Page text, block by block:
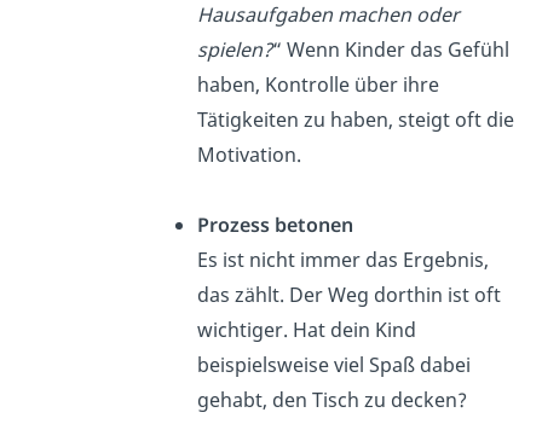
Hausaufgaben machen oder
spielen?“ Wenn Kinder das Gefühl
haben, Kontrolle über ihre
Tätigkeiten zu haben, steigt oft die
Motivation.
Prozess betonen
Es ist nicht immer das Ergebnis,
das zählt. Der Weg dorthin ist oft
wichtiger. Hat dein Kind
beispielsweise viel Spaß dabei
gehabt, den Tisch zu decken?